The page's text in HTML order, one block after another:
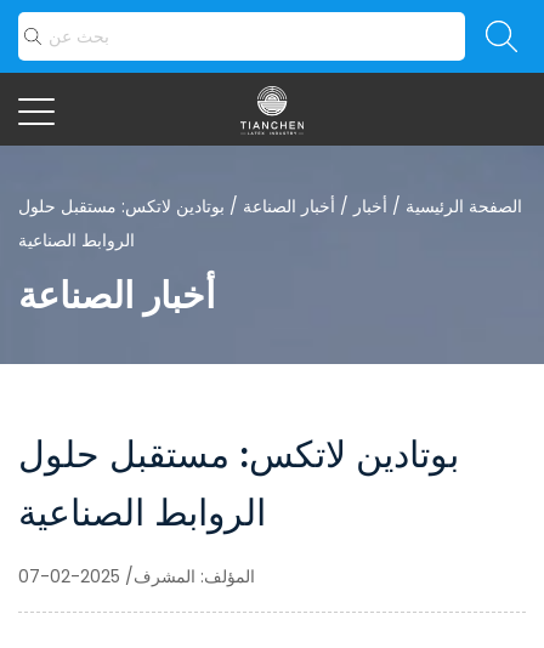
الصفحة الرئيسية / أخبار / أخبار الصناعة / بوتادين لاتكس: مستقبل حلول
الروابط الصناعية
أخبار الصناعة
بوتادين لاتكس: مستقبل حلول
الروابط الصناعية
المؤلف: المشرف/ 2025-02-07